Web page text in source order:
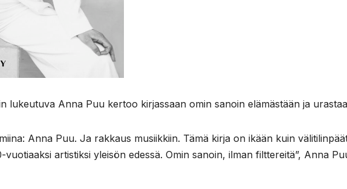
lukeutuva Anna Puu kertoo kirjassaan omin sanoin elämästään ja
Anna Puu. Ja rakkaus musiikkiin. Tämä kirja on ikään kuin
vuotiaaksi artistiksi yleisön edessä. Omin sanoin, ilman filttereitä”, Anna